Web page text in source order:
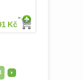
Kč
>